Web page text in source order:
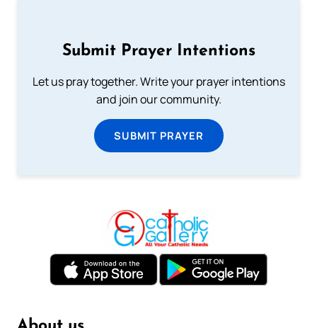
Submit Prayer Intentions
Let us pray together. Write your prayer intentions
and join our community.
SUBMIT PRAYER